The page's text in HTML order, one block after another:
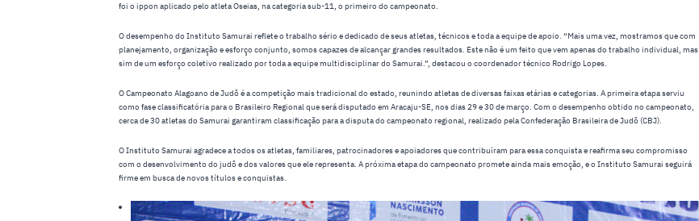
foi o ippon aplicado pelo atleta Oseias, na categoria sub-11, o primeiro do campeonato.
O desempenho do Instituto Samurai reflete o trabalho sério e dedicado de seus atletas, técnicos e toda a equipe de apoio. “Mais uma vez, mostramos que com
planejamento, organização e esforço conjunto, somos capazes de alcançar grandes resultados. Este não é um feito que vem apenas do trabalho individual, mas
sim de um esforço coletivo realizado por toda a equipe multidisciplinar do Samurai.”, destacou o coordenador técnico Rodrigo Lopes.
O Campeonato Alagoano de Judô é a competição mais tradicional do estado, reunindo atletas de diversas faixas etárias e categorias. A primeira etapa serviu
como fase classificatória para o Brasileiro Regional que será disputado em Aracaju-SE, nos dias 29 e 30 de março. Com o desempenho obtido no campeonato,
cerca de 30 atletas do Samurai garantiram classificação para a disputa do campeonato regional, realizado pela Confederação Brasileira de Judô (CBJ).
O Instituto Samurai agradece a todos os atletas, familiares, patrocinadores e apoiadores que contribuíram para essa conquista e reafirma seu compromisso
com o desenvolvimento do judô e dos valores que ele representa. A próxima etapa do campeonato promete ainda mais emoção, e o Instituto Samurai seguirá
firme em busca de novos títulos e conquistas.